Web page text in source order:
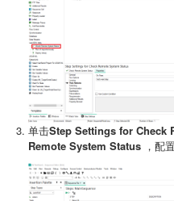
单击Step Settings for Check
Remote System Status ，配